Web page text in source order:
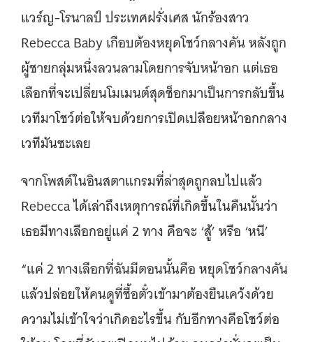
แวร์ญ-โรนาลป์ ประเทศฝรั่งเศส นักร้องสาว
Rebecca Baby เกือบต้องหยุดโชว์กลางคัน หลังถูก
ผู้ชายกลุ่มหนึ่งลวนลามโดยการจับหน้าอก แต่เธอ
เลือกที่จะเปลี่ยนโมเมนต์สุดช็อกมาเป็นการกลับขึ้น
เวทีมาโชว์ต่อให้จบด้วยการเปิดเปลือยหน้าอกกลาง
เวทีมันซะเลย
จากโพสต์ในอินสตาแกรมที่ล่าสุดถูกลบไปแล้ว
Rebecca ได้เล่าถึงเหตุการณ์ที่เกิดขึ้นในคืนนั้นว่า
เธอมีทางเลือกอยู่แค่ 2 ทาง คือจะ ‘สู้’ หรือ ‘หนี’
“แค่ 2 ทางเลือกที่ฉันมีตอนนั้นคือ หยุดโชว์กลางคัน
แล้วปล่อยให้คนดูที่ซื้อตั๋วเข้ามาต้องยืนเคว้งด้วย
ความไม่เข้าใจว่าเกิดอะไรขึ้น กับอีกทางคือโชว์ต่อ